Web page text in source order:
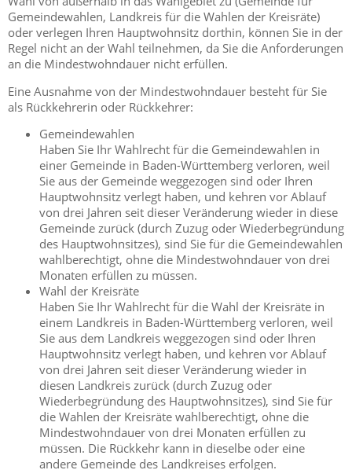
Gemeindewahlen, Landkreis für die Wahlen der Kreisräte)
oder verlegen Ihren Hauptwohnsitz dorthin, können Sie in der
Regel nicht an der Wahl teilnehmen, da Sie die Anforderungen
an die Mindestwohndauer nicht erfüllen.
Eine Ausnahme von der Mindestwohndauer besteht für Sie
als Rückkehrerin oder Rückkehrer:
Gemeindewahlen
Haben Sie Ihr Wahlrecht für die Gemeindewahlen in
einer Gemeinde in Baden-Württemberg verloren, weil
Sie aus der Gemeinde weggezogen sind oder Ihren
Hauptwohnsitz verlegt haben, und kehren vor Ablauf
von drei Jahren seit dieser Veränderung wieder in diese
Gemeinde zurück (durch Zuzug oder Wiederbegründung
des Hauptwohnsitzes), sind Sie für die Gemeindewahlen
wahlberechtigt, ohne die Mindestwohndauer von drei
Monaten erfüllen zu müssen.
Wahl der Kreisräte
Haben Sie Ihr Wahlrecht für die Wahl der Kreisräte in
einem Landkreis in Baden-Württemberg verloren, weil
Sie aus dem Landkreis weggezogen sind oder Ihren
Hauptwohnsitz verlegt haben, und kehren vor Ablauf
von drei Jahren seit dieser Veränderung wieder in
diesen Landkreis zurück (durch Zuzug oder
Wiederbegründung des Hauptwohnsitzes), sind Sie für
die Wahlen der Kreisräte wahlberechtigt, ohne die
Mindestwohndauer von drei Monaten erfüllen zu
müssen. Die Rückkehr kann in dieselbe oder eine
andere Gemeinde des Landkreises erfolgen.